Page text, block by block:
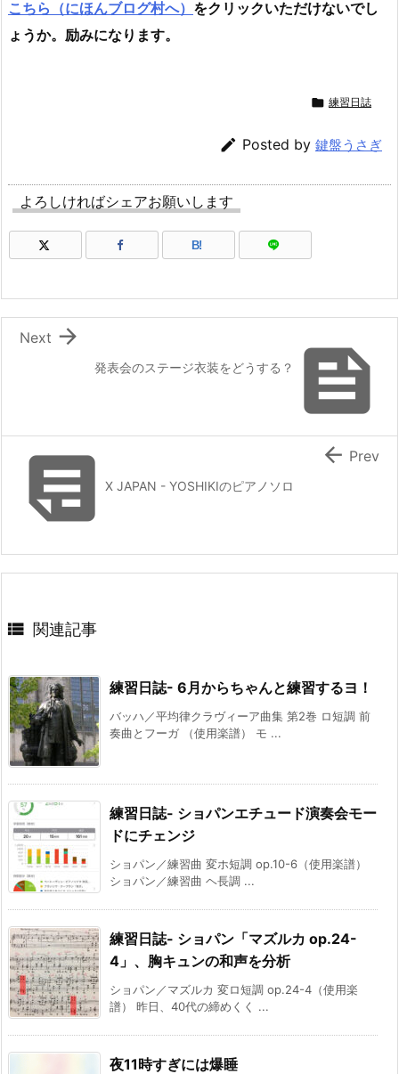
こちら（にほんブログ村へ） をクリックいただけないでし
ょうか。励みになります。
 練習日誌
 Posted by 鍵盤うさぎ
よろしければシェアお願いします
B!

発表会のステージ衣装をどうする？

Next
X JAPAN - YOSHIKIのピアノソロ
 Prev
 関連記事
練習日誌- 6月からちゃんと練習するヨ！
バッハ／平均律クラヴィーア曲集 第2巻 ロ短調 前
奏曲とフーガ （使用楽譜） モ ...
練習日誌- ショパンエチュード演奏会モー
ドにチェンジ
ショパン／練習曲 変ホ短調 op.10-6（使用楽譜）
ショパン／練習曲 ヘ長調 ...
練習日誌- ショパン「マズルカ op.24-
4」、胸キュンの和声を分析
ショパン／マズルカ 変ロ短調 op.24-4（使用楽
譜） 昨日、40代の締めくく ...
夜11時すぎには爆睡